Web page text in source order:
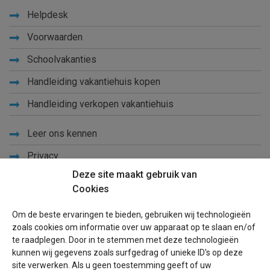
Deze site maakt gebruik van
Cookies
Om de beste ervaringen te bieden, gebruiken wij technologieën
zoals cookies om informatie over uw apparaat op te slaan en/of
te raadplegen. Door in te stemmen met deze technologieën
kunnen wij gegevens zoals surfgedrag of unieke ID's op deze
site verwerken. Als u geen toestemming geeft of uw
Helpdesk
Voorwaarden
Schoolvakanties
Handleiding vakantiehuis kopen
Handleiding verkopen vakantiehuis
Leer ons kennen
Privacy
Blog
Voor eigenaren